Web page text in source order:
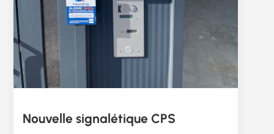
Nouvelle signalétique CPS